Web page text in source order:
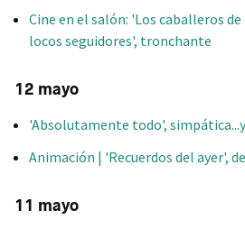
Cine en el salón: 'Los caballeros de
locos seguidores', tronchante
12 mayo
'Absolutamente todo',
Animación | 'Recuerdos del ayer',
11 mayo